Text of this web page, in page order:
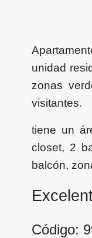
unidad
zonas
visitantes.
tiene un
closet, 2
balcón,
Código: